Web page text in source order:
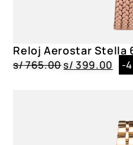
Género
Dama
Reloj Aerostar Stella
s/765.00s/ 399.00 -